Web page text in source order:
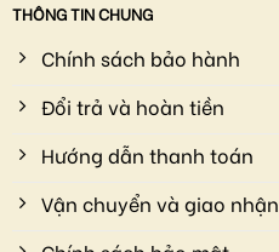
THÔNG TIN CHUNG
Chính sách bảo hành
Đổi trả và hoàn tiền
Hướng dẫn thanh toán
Vận chuyển và giao nhận